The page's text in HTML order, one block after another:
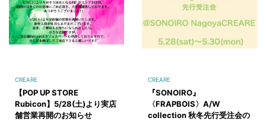
CREARE
【POP UP STORE
Rubicon】5/28(土)より実店
舗営業再開のお知らせ
CREARE
『SONOIRO』
〈FRAPBOIS〉A/W
collection 秋冬先行受注会の